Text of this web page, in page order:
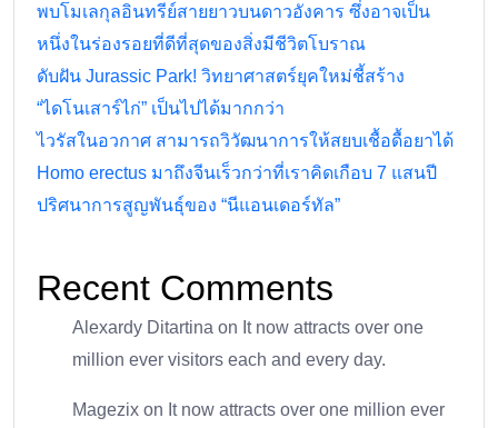
พบโมเลกุลอินทรีย์สายยาวบนดาวอังคาร ซึ่งอาจเป็น
หนึ่งในร่องรอยที่ดีที่สุดของสิ่งมีชีวิตโบราณ
ดับฝัน Jurassic Park! วิทยาศาสตร์ยุคใหม่ชี้สร้าง
“ไดโนเสาร์ไก่” เป็นไปได้มากกว่า
ไวรัสในอวกาศ สามารถวิวัฒนาการให้สยบเชื้อดื้อยาได้
Homo erectus มาถึงจีนเร็วกว่าที่เราคิดเกือบ 7 แสนปี
ปริศนาการสูญพันธุ์ของ “นีแอนเดอร์ทัล”
Recent Comments
Alexardy Ditartina on It now attracts over one
million ever visitors each and every day.
Magezix on It now attracts over one million ever